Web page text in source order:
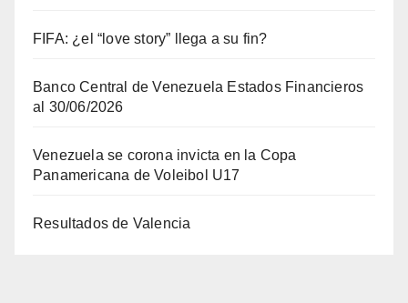
FIFA: ¿el “love story” llega a su fin?
Banco Central de Venezuela Estados Financieros
al 30/06/2026
Venezuela se corona invicta en la Copa
Panamericana de Voleibol U17
Resultados de Valencia